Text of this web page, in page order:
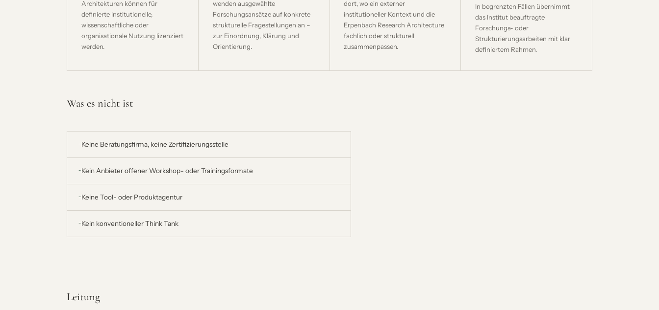
Architekturen können für
definierte institutionelle,
wissenschaftliche oder
organisationale Nutzung lizenziert
werden.
wenden ausgewählte
Forschungsansätze auf konkrete
strukturelle Fragestellungen an –
zur Einordnung, Klärung und
Orientierung.
dort, wo ein externer
institutioneller Kontext und die
Erpenbach Research Architecture
fachlich oder strukturell
zusammenpassen.
In begrenzten Fällen übernimmt
das Institut beauftragte
Forschungs- oder
Strukturierungsarbeiten mit klar
definiertem Rahmen.
Was es nicht ist
Keine Beratungsfirma, keine Zertifizierungsstelle
Kein Anbieter offener Workshop- oder Trainingsformate
Keine Tool- oder Produktagentur
Kein konventioneller Think Tank
Leitung